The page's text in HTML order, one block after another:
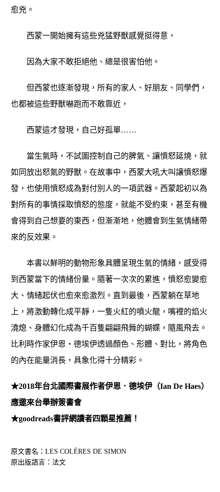
愈兇。
西蒙一開始擁有這些兇猛野獸感覺挺得意，
因為大家不敢拒絕他、總是很害怕他。
但西蒙也逐漸發現，所有的家人、好朋友、同學們，
也都被這些野獸嚇跑而不敢靠近，
西蒙這才發現，自己好孤單……
當生氣時，不試圖控制自己的脾氣、讓憤怒延燒，就
如同放出怒氣的野獸。在故事中，西蒙大吼大叫讓憤怒爆
發，也使用憤怒成為對付別人的一項武器。西蒙起初以為
對所有的事情採取憤怒的態度，就能不受約束，甚至有機
會得到自己想要的東西，但漸漸地，他體會到生氣情緒帶
來的反效果。
本書以鮮明的動物形象具體呈現生氣的情緒，感受得
到西蒙當下的情緒份量。隨著一次次的累進，憤怒愈變愈
大、情緒起伏也愈來愈激烈。直到最後，西蒙躺在草地
上，將激動轉化成平靜，一隻火紅的噴火龍，嘴裡的焰火
澆熄、身體幻化成為千百隻翩翩飛舞的蝴蝶，隨風飛去。
比利時作家伊恩‧德埃伊透過顏色、形體、對比，將角色
的內在能量消長，具象化得十分精彩。
★2018年台北國際書展作者伊恩．德埃伊（Ian De Haes）
應邀來台舉辦簽書會
★goodreads書評網讀者四顆星推薦！
原文書名：LES COLÈRES DE SIMON
原出版語言：法文